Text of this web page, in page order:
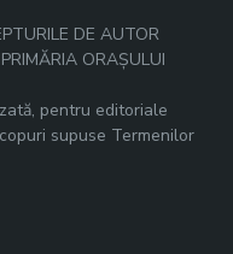
DE AUTOR
ORAȘULUI
pentru editoriale
supuse Termenilor